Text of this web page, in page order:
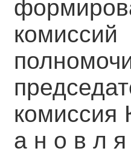
комиссий
комиссия
а н о в л я